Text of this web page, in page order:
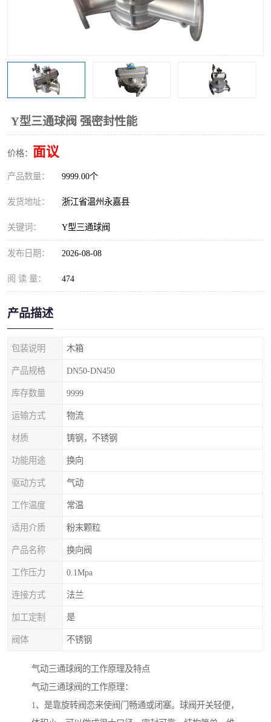
Y型三通球阀 强密封性能
价格： 面议
产品数量： 9999.00个
发货地址： 浙江省温州永嘉县
关键词： Y型三通球阀
发布日期： 2026-08-08
阅 读 量： 474
产品描述
包装说明 木箱
产品规格 DN50-DN450
库存数量 9999
运输方式 物流
材质 铸钢，不锈钢
功能用途 换向
驱动方式 气动
工作温度 常温
适用介质 粉末颗粒
产品名称 换向阀
工作压力 0.1Mpa
连接方式 法兰
加工定制 是
阀体 不锈钢
气动三通球阀的工作原理及特点
气动三通球阀的工作原理：
1、是靠旋转阀恋来使阀门畅通或闭塞。球阀开关轻便，
气动球阀
Y型分路阀
粉体分路阀
管道换向器